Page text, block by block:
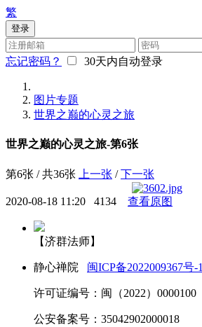
繁
登录
忘记密码？ 30天内自动登录
图片专题
世界之巅的心灵之旅
世界之巅的心灵之旅-第6张
第6张 / 共36张 上一张 /下一张
2020-08-18 11:20 4134 查看原图
【济群法师】
静心禅院 闽ICP备2022009367号-1
许可证编号：闽（2022）0000100
公安备案号：35042902000018